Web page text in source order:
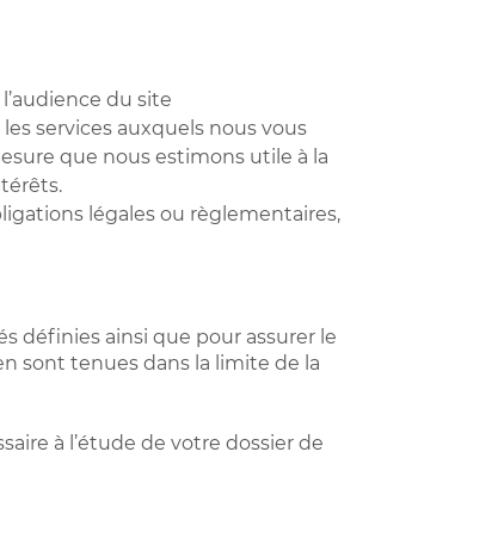
du site
services auxquels nous vous
que nous estimons utile à la
légales ou règlementaires,
définies ainsi que pour assurer le
sont tenues dans la limite de la
à l’étude de votre dossier de